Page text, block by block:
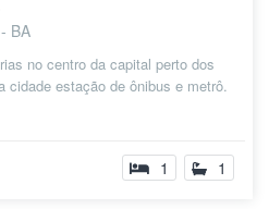
BA
no centro da capital perto dos
estação de ônibus e metrô.
1 1